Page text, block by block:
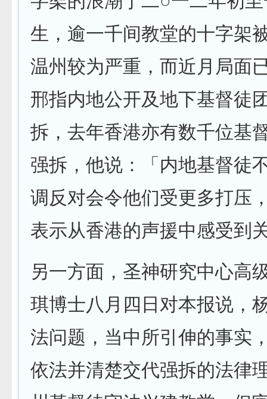
生，逾一千间教堂的十字架
温州较为严重，而近月局面
邢指内地公开及地下基督徒
拆，去年香港亦有数千位基
强拆，他说：「内地基督徒
调反对会令他们受更多打压
表示从香港的声援中感受到
另一方面，圣神研究中心高
琪博士八月四日对本报说，
法问题，当中所引伸的事实
依法并清楚交代强拆的法律